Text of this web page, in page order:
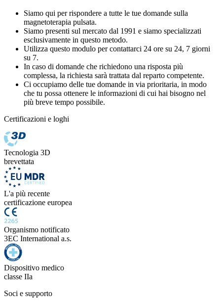
Siamo qui per rispondere a tutte le tue domande sulla
magnetoterapia pulsata.
Siamo presenti sul mercato dal 1991 e siamo specializzati
esclusivamente in questo metodo.
Utilizza questo modulo per contattarci 24 ore su 24, 7 giorni
su 7.
In caso di domande che richiedono una risposta più
complessa, la richiesta sarà trattata dal reparto competente.
Ci occupiamo delle tue domande in via prioritaria, in modo
che tu possa ottenere le informazioni di cui hai bisogno nel
più breve tempo possibile.
Certificazioni e loghi
Tecnologia 3D
brevettata
L'a più recente
certificazione europea
Organismo notificato
3EC International a.s.
Dispositivo medico
classe IIa
Soci e supporto